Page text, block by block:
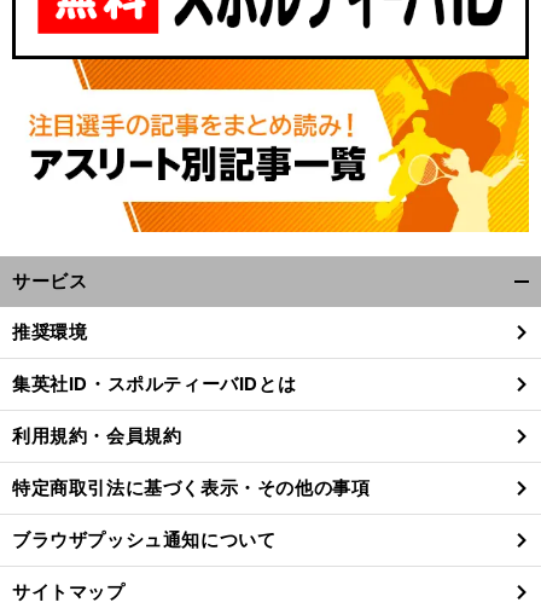
サービス
閉
る
推奨環境
集英社ID・スポルティーバIDとは
利用規約・会員規約
特定商取引法に基づく表示・その他の事項
ブラウザプッシュ通知について
サイトマップ